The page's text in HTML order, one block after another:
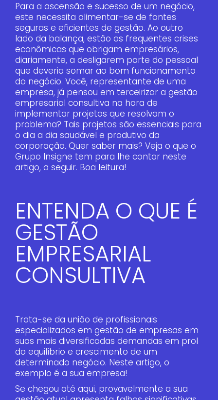
Para a ascensão e sucesso de um negócio,
este necessita alimentar-se de fontes
seguras e eficientes de gestão. Ao outro
lado da balança, estão as frequentes crises
econômicas que obrigam empresários,
diariamente, a desligarem parte do pessoal
que deveria somar ao bom funcionamento
do negócio. Você, representante de uma
empresa, já pensou em terceirizar a gestão
empresarial consultiva na hora de
implementar projetos que resolvam o
problema? Tais projetos são essenciais para
o dia a dia saudável e produtivo da
corporação. Quer saber mais? Veja o que o
Grupo Insigne tem para lhe contar neste
artigo, a seguir. Boa leitura!
ENTENDA O QUE É
GESTÃO
EMPRESARIAL
CONSULTIVA
Trata-se da união de profissionais
especializados em gestão de empresas em
suas mais diversificadas demandas em prol
do equilíbrio e crescimento de um
determinado negócio. Neste artigo, o
exemplo é a sua empresa!
Se chegou até aqui, provavelmente a sua